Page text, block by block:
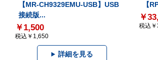
【MR-CH9329EMU-USB】USB
接続版...
￥1,500
税込￥1,650
詳細を見る
【
￥
税込